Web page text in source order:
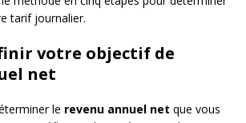
tarif journalier.
votre objectif de
net
le revenu annuel net que vous